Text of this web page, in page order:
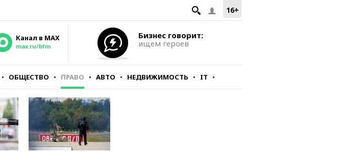
16+
Канал в MAX
max.ru/bfm
Бизнес говорит:
ищем героев
ОБЩЕСТВО ПРАВО АВТО НЕДВИЖИМОСТЬ IT